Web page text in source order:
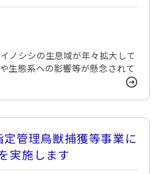
ノシシの生息域が年々拡大して
生態系への影響等が懸念されて
管理鳥獣捕獲等事業に
実施します